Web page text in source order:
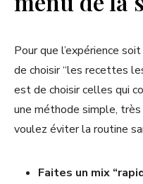
Pour que l’expérience
de choisir “les recettes
est de choisir celles qui
une méthode simple,
voulez éviter la routine
Faites un mix